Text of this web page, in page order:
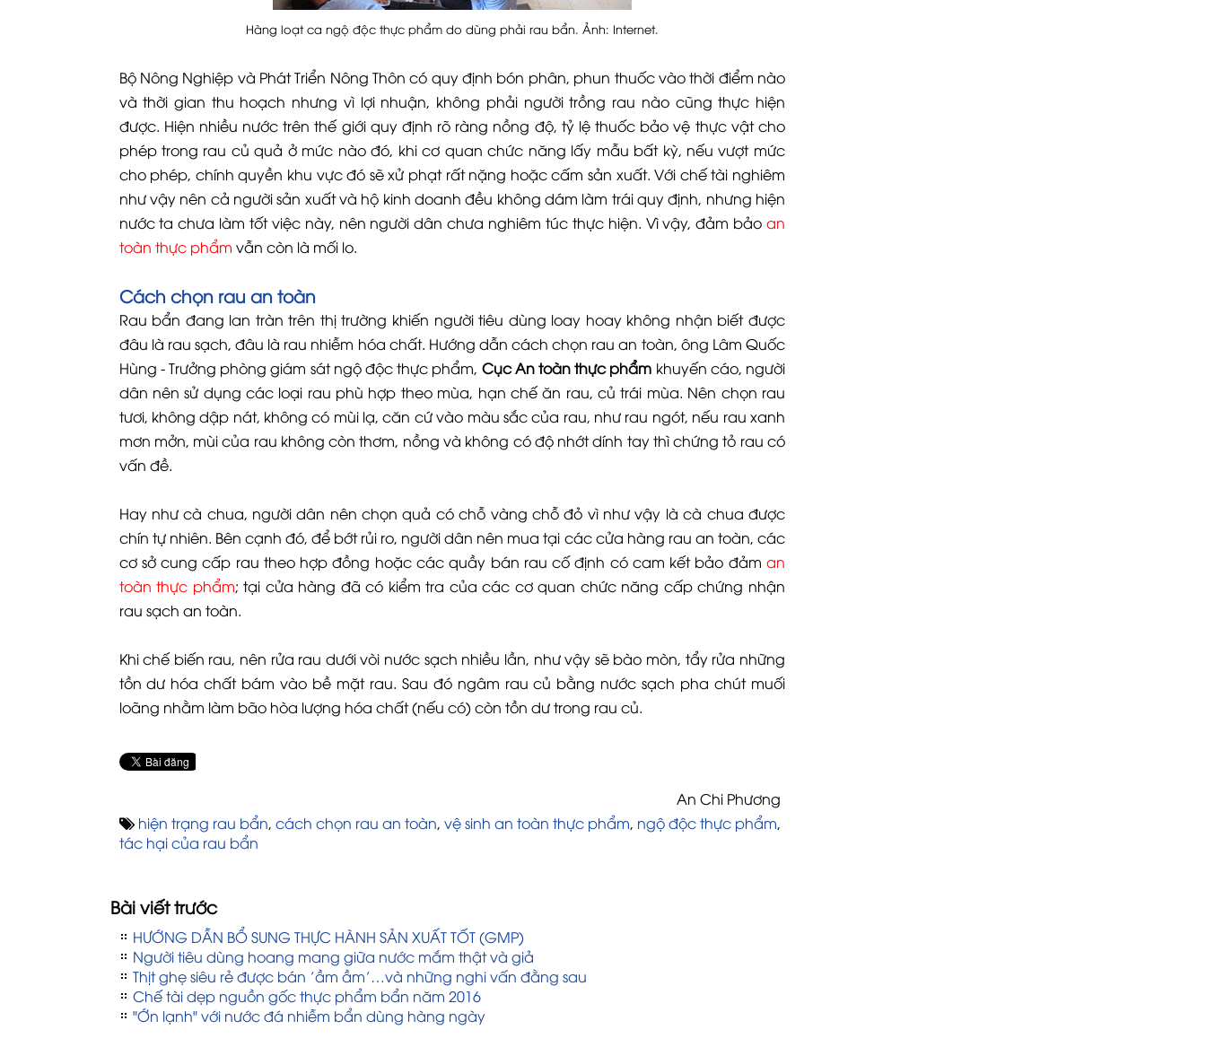
Hàng loạt ca ngộ độc thực phẩm do dùng phải rau bẩn. Ảnh: Internet.
Bộ Nông Nghiệp và Phát Triển Nông Thôn có quy định bón phân, phun thuốc vào thời điểm nào
và thời gian thu hoạch nhưng vì lợi nhuận, không phải người trồng rau nào cũng thực hiện
được. Hiện nhiều nước trên thế giới quy định rõ ràng nồng độ, tỷ lệ thuốc bảo vệ thực vật cho
phép trong rau củ quả ở mức nào đó, khi cơ quan chức năng lấy mẫu bất kỳ, nếu vượt mức
cho phép, chính quyền khu vực đó sẽ xử phạt rất nặng hoặc cấm sản xuất. Với chế tài nghiêm
như vậy nên cả người sản xuất và hộ kinh doanh đều không dám làm trái quy định, nhưng hiện
nước ta chưa làm tốt việc này, nên người dân chưa nghiêm túc thực hiện. Vì vậy, đảm bảo an
toàn thực phẩm vẫn còn là mối lo.
Cách chọn rau an toàn
Rau bẩn đang lan tràn trên thị trường khiến người tiêu dùng loay hoay không nhận biết được
đâu là rau sạch, đâu là rau nhiễm hóa chất. Hướng dẫn cách chọn rau an toàn, ông Lâm Quốc
Hùng - Trưởng phòng giám sát ngộ độc thực phẩm, Cục An toàn thực phẩm khuyến cáo, người
dân nên sử dụng các loại rau phù hợp theo mùa, hạn chế ăn rau, củ trái mùa. Nên chọn rau
tươi, không dập nát, không có mùi lạ, căn cứ vào màu sắc của rau, như rau ngót, nếu rau xanh
mơn mởn, mùi của rau không còn thơm, nồng và không có độ nhớt dính tay thì chứng tỏ rau có
vấn đề.
Hay như cà chua, người dân nên chọn quả có chỗ vàng chỗ đỏ vì như vậy là cà chua được
chín tự nhiên. Bên cạnh đó, để bớt rủi ro, người dân nên mua tại các cửa hàng rau an toàn, các
cơ sở cung cấp rau theo hợp đồng hoặc các quầy bán rau cố định có cam kết bảo đảm an
toàn thực phẩm; tại cửa hàng đã có kiểm tra của các cơ quan chức năng cấp chứng nhận
rau sạch an toàn.
Khi chế biến rau, nên rửa rau dưới vòi nước sạch nhiều lần, như vậy sẽ bào mòn, tẩy rửa những
tồn dư hóa chất bám vào bề mặt rau. Sau đó ngâm rau củ bằng nước sạch pha chút muối
loãng nhằm làm bão hòa lượng hóa chất (nếu có) còn tồn dư trong rau củ.
An Chi Phương
hiện trạng rau bẩn, cách chọn rau an toàn, vệ sinh an toàn thực phẩm, ngộ độc thực phẩm,
tác hại của rau bẩn
Bài viết trước
HƯỚNG DẪN BỔ SUNG THỰC HÀNH SẢN XUẤT TỐT (GMP)
Người tiêu dùng hoang mang giữa nước mắm thật và giả
Thịt ghẹ siêu rẻ được bán ’ầm ầm’…và những nghi vấn đằng sau
Chế tài dẹp nguồn gốc thực phẩm bẩn năm 2016
"Ớn lạnh" với nước đá nhiễm bẩn dùng hàng ngày